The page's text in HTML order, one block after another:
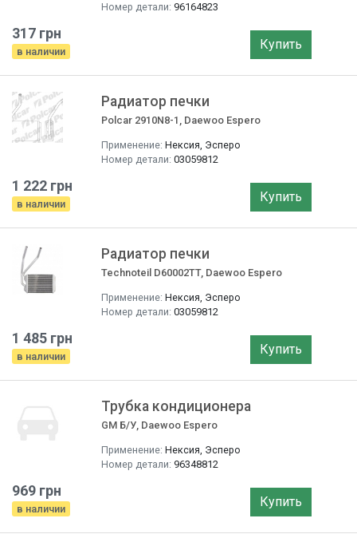
Номер детали: 96164823
317 грн
в наличии Купить
Радиатор печки
Polcar 2910N8-1, Daewoo Espero
Применение: Нексия, Эсперо
Номер детали: 03059812
1 222 грн
в наличии Купить
Радиатор печки
Technoteil D60002TT, Daewoo Espero
Применение: Нексия, Эсперо
Номер детали: 03059812
1 485 грн
в наличии Купить
Трубка кондиционера
GM Б/У, Daewoo Espero
Применение: Нексия, Эсперо
Номер детали: 96348812
969 грн
в наличии Купить